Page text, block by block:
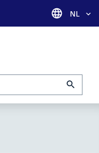
Taal
NL